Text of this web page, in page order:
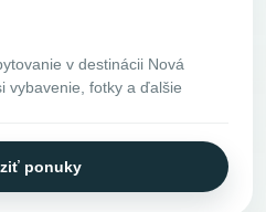
v destinácii Nová
vybavenie, fotky a ďalšie
ponuky